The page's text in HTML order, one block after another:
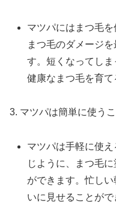
マツパにはまつ毛を
まつ毛のダメージ
す。短くなってしま
健康なまつ毛を育て
3. マツパは簡単に使う
マツパは手軽に使
じように、まつ毛
ができます。忙し
いに見せることがで